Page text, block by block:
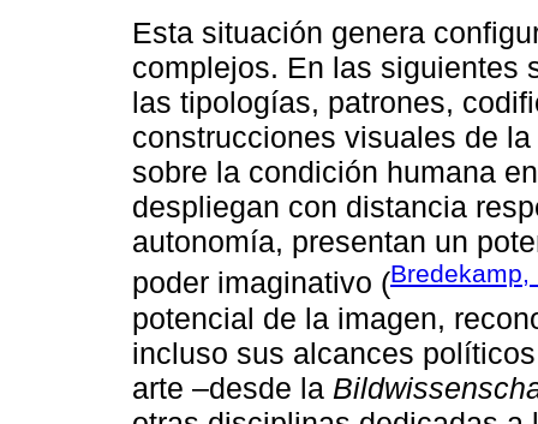
Esta situación genera
complejos. En las siguientes
las tipologías, patrones,
construcciones visuales de
sobre la condición humana
despliegan con distancia
autonomía, presentan un
poder imaginativo (
potencial de la imagen,
incluso sus alcances
arte –desde la